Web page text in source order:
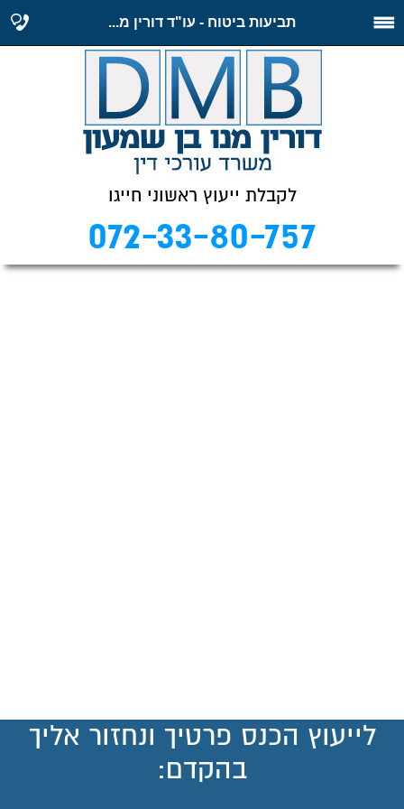
תביעות ביטוח - עו"ד דורין מ...
072-33-80-757
לקבלת ייעוץ ראשוני חייגו
לייעוץ הכנס פרטיך ונחזור אליך
בהקדם: